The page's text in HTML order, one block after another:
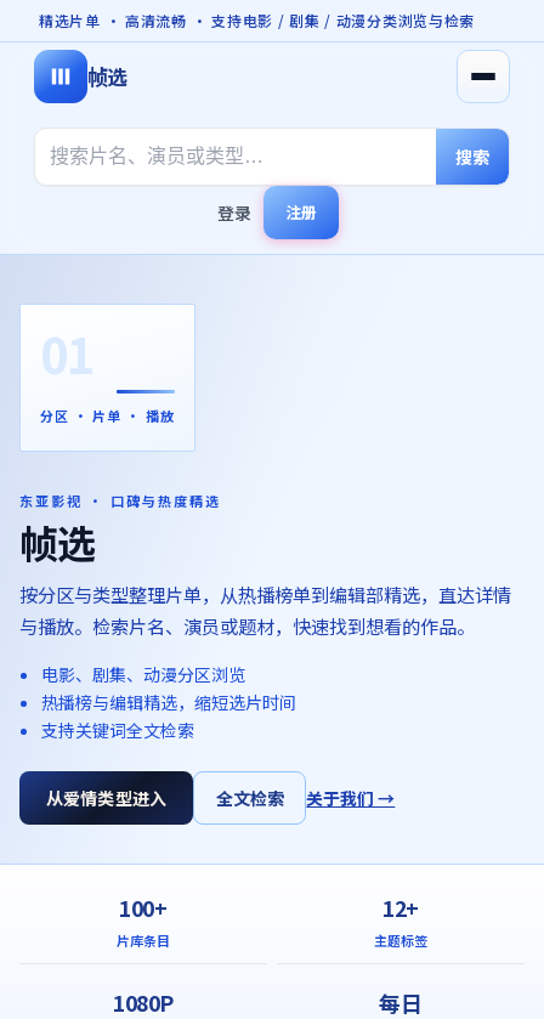
精选片单 · 高清流畅 · 支持电影 / 剧集 / 动漫分类浏览与检索
帧选 打开
搜索
登录 注册
01
分区 · 片单 · 播放
东亚影视 · 口碑与热度精选
帧选
按分区与类型整理片单，从热播榜单到编辑部精选，直达详情
与播放。检索片名、演员或题材，快速找到想看的作品。
电影、剧集、动漫分区浏览
热播榜与编辑精选，缩短选片时间
支持关键词全文检索
从爱情类型进入 全文检索 关于我们 →
100+
片库条目
12+
主题标签
1080P 每日